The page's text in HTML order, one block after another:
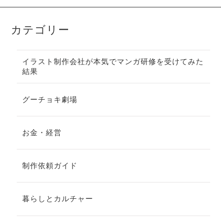
カテゴリー
イラスト制作会社が本気でマンガ研修を受けてみた
結果
グーチョキ劇場
お金・経営
制作依頼ガイド
暮らしとカルチャー